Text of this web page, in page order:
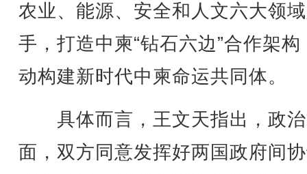
农业、能源、安全和人文六大领
手，打造中柬“钻石六边”合作架构
动构建新时代中柬命运共同体。
具体而言，王文天指出，政
面，双方同意发挥好两国政府间